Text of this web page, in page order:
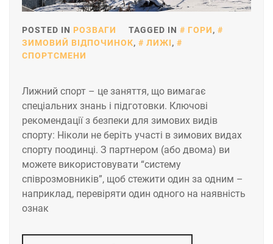
POSTED IN РОЗВАГИ TAGGED IN ГОРИ,
ЗИМОВИЙ ВІДПОЧИНОК, ЛИЖІ,
СПОРТСМЕНИ
Лижний спорт – це заняття, що вимагає
спеціальних знань і підготовки. Ключові
рекомендації з безпеки для зимових видів
спорту: Ніколи не беріть участі в зимових видах
спорту поодинці. З партнером (або двома) ви
можете використовувати “систему
співрозмовників”, щоб стежити один за одним –
наприклад, перевіряти один одного на наявність
ознак